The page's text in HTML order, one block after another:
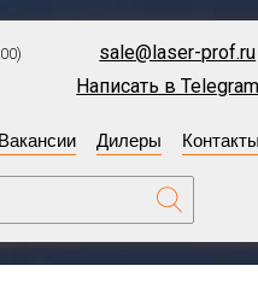
sale@laser-prof.ru
Написать в Telegram
Вакансии Дилеры Контакты